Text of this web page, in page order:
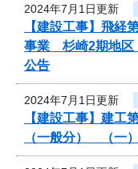
2024年7月1日更新
【建設工事】飛
事業 杉崎2期地区
公告
2024年7月1日更新
【建設工事】建
（一般分） （一